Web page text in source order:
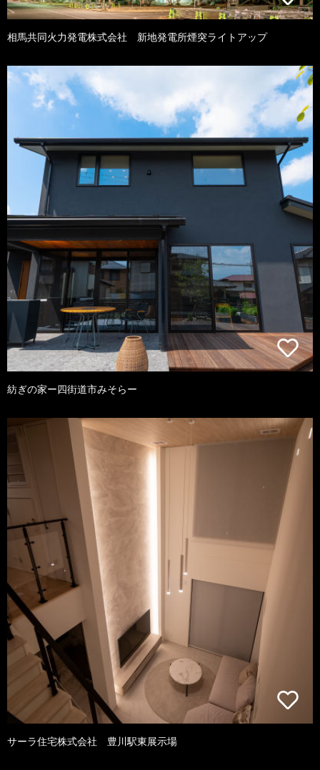
相馬共同火力発電株式会社 新地発電所煙突ライトアップ
紡ぎの家ー四街道市みそらー
サーラ住宅株式会社 豊川駅東展示場